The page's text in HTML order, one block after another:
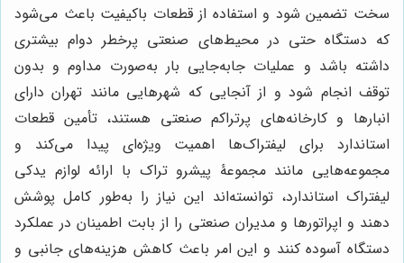
سخت تضمین شود و استفاده از قطعات باکیفیت باعث می‌شود
که دستگاه حتی در محیط‌های صنعتی پرخطر دوام بیشتری
داشته باشد و عملیات جابه‌جایی بار به‌صورت مداوم و بدون
توقف انجام شود و از آنجایی که شهرهایی مانند تهران دارای
انبارها و کارخانه‌های پرتراکم صنعتی هستند، تأمین قطعات
استاندارد برای لیفتراک‌ها اهمیت ویژه‌ای پیدا می‌کند و
مجموعه‌هایی مانند مجموعۀ پیشرو تراک با ارائه لوازم یدکی
لیفتراک استاندارد، توانسته‌اند این نیاز را به‌طور کامل پوشش
دهند و اپراتورها و مدیران صنعتی را از بابت اطمینان در عملکرد
دستگاه آسوده کنند و این امر باعث کاهش هزینه‌های جانبی و